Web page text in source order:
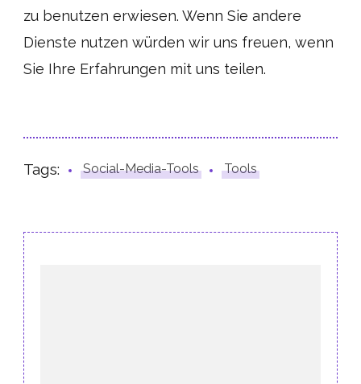
zu benutzen erwiesen. Wenn Sie andere
Dienste nutzen würden wir uns freuen, wenn
Sie Ihre Erfahrungen mit uns teilen.
Tags: Social-Media-Tools Tools